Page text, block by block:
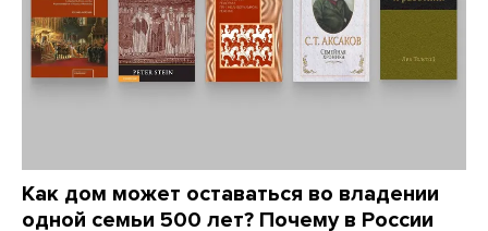
Как дом может оставаться во владении
одной семьи 500 лет? Почему в России